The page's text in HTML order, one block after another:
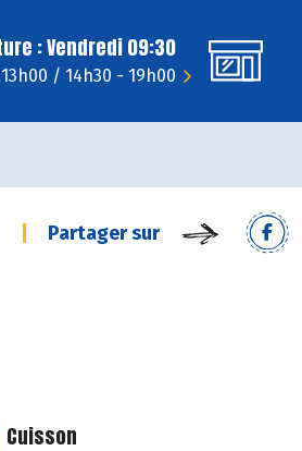
: Vendredi 09:30
/ 14h30 - 19h00
Partager sur
Cuisson